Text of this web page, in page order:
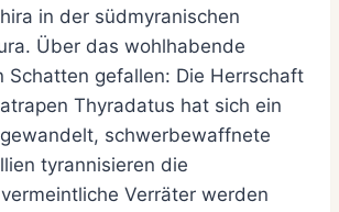
in der südmyranischen
Über das wohlhabende
Schatten gefallen: Die Herrschaft
Thyradatus hat sich ein
schwerbewaffnete
tyrannisieren die
Verräter werden